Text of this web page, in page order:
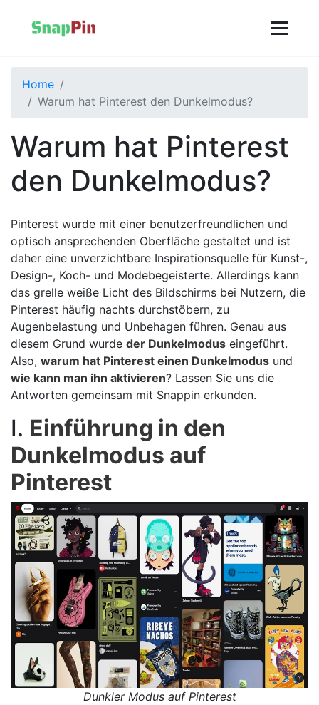
Home
Warum hat Pinterest den Dunkelmodus?
Warum hat Pinterest
den Dunkelmodus?
Pinterest wurde mit einer benutzerfreundlichen und
optisch ansprechenden Oberfläche gestaltet und ist
daher eine unverzichtbare Inspirationsquelle für Kunst-,
Design-, Koch- und Modebegeisterte. Allerdings kann
das grelle weiße Licht des Bildschirms bei Nutzern, die
Pinterest häufig nachts durchstöbern, zu
Augenbelastung und Unbehagen führen. Genau aus
diesem Grund wurde der Dunkelmodus eingeführt.
Also, warum hat Pinterest einen Dunkelmodus und
wie kann man ihn aktivieren? Lassen Sie uns die
Antworten gemeinsam mit Snappin erkunden.
I. Einführung in den
Dunkelmodus auf
Pinterest
Dunkler Modus auf Pinterest